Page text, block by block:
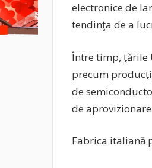
electronice de
tendinţa de a
Între timp, ţările
precum
de
de
Fabrica italiană